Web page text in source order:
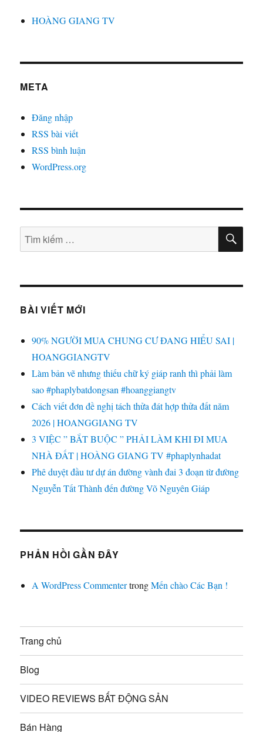
HOÀNG GIANG TV
META
Đăng nhập
RSS bài viết
RSS bình luận
WordPress.org
Tìm
kiếm:
TÌM
BÀI VIẾT MỚI
90% NGƯỜI MUA CHUNG CƯ ĐANG HIỂU SAI |
HOANGGIANGTV
Làm bản vẽ nhưng thiếu chữ ký giáp ranh thì phải làm
sao #phaplybatdongsan #hoanggiangtv
Cách viết đơn đề nghị tách thửa đát hợp thửa đất năm
2026 | HOANGGIANG TV
3 VIỆC ” BẮT BUỘC ” PHẢI LÀM KHI ĐI MUA
NHÀ ĐẤT | HOÀNG GIANG TV #phaplynhadat
Phê duyệt đầu tư dự án đường vành đai 3 đoạn từ đường
Nguyễn Tất Thành đến đường Võ Nguyên Giáp
PHẢN HỒI GẦN ĐÂY
A WordPress CommentertrongMến chào Các Bạn !
Trang chủ
Blog
VIDEO REVIEWS BẤT ĐỘNG SẢN
Bán Hàng